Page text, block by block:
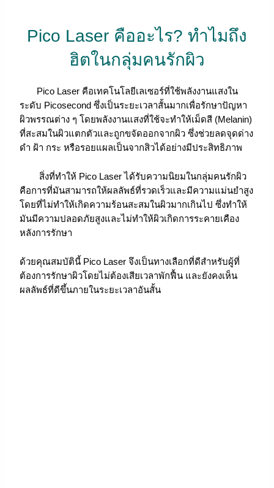
Pico Laser คืออะไร? ทำไมถึง
ฮิตในกลุ่มคนรักผิว
Pico Laser คือเทคโนโลยีเลเซอร์ที่ใช้พลังงานแสงใน
ระดับ Picosecond ซึ่งเป็นระยะเวลาสั้นมากเพื่อรักษาปัญหา
ผิวพรรณต่าง ๆ โดยพลังงานแสงที่ใช้จะทำให้เม็ดสี (Melanin)
ที่สะสมในผิวแตกตัวและถูกขจัดออกจากผิว ซึ่งช่วยลดจุดด่าง
ดำ ฝ้า กระ หรือรอยแผลเป็นจากสิวได้อย่างมีประสิทธิภาพ
สิ่งที่ทำให้ Pico Laser ได้รับความนิยมในกลุ่มคนรักผิว
คือการที่มันสามารถให้ผลลัพธ์ที่รวดเร็วและมีความแม่นยำสูง
โดยที่ไม่ทำให้เกิดความร้อนสะสมในผิวมากเกินไป ซึ่งทำให้
มันมีความปลอดภัยสูงและไม่ทำให้ผิวเกิดการระคายเคือง
หลังการรักษา
ด้วยคุณสมบัตินี้ Pico Laser จึงเป็นทางเลือกที่ดีสำหรับผู้ที่
ต้องการรักษาผิวโดยไม่ต้องเสียเวลาพักฟื้น และยังคงเห็น
ผลลัพธ์ที่ดีขึ้นภายในระยะเวลาอันสั้น